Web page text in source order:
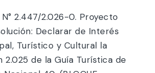
2.447/2.026-0. Proyecto
Declarar de Interés
Turístico y Cultural la
2.025 de la Guía Turística de